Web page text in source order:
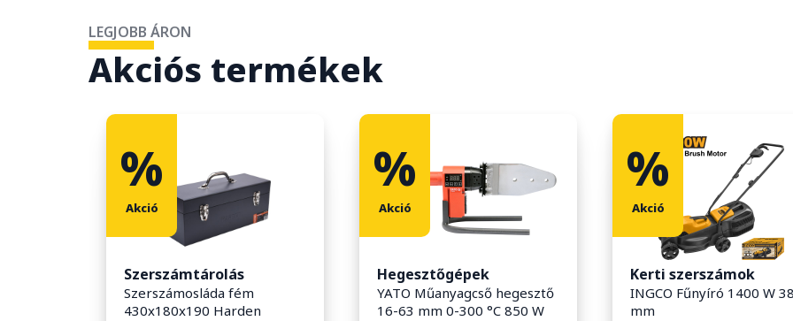
LEGJOBB ÁRON
Akciós termékek
Szerszámtárolás
Szerszámosláda fém
430x180x190 Harden
%
Akció
Hegesztőgépek
YATO Műanyagcső hegesztő
16-63 mm 0-300 °C 850 W
%
Akció
Kerti szerszámok
INGCO Fűnyíró 1400 W
mm
%
Akció